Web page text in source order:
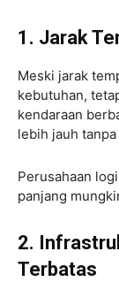
1. Jarak
Meski jarak
kebutuhan,
kendaraan
lebih jauh
Perusahaan
panjang
2.
Terbatas